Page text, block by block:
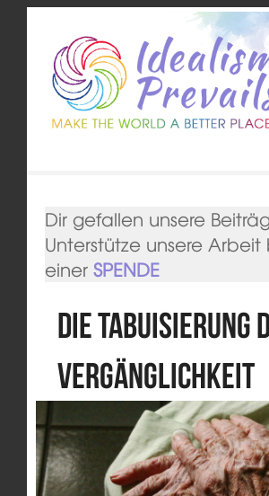
Dir gefallen unsere
Unterstütze unsere
einer SPENDE
Die Tabuisierung
Vergänglichkeit